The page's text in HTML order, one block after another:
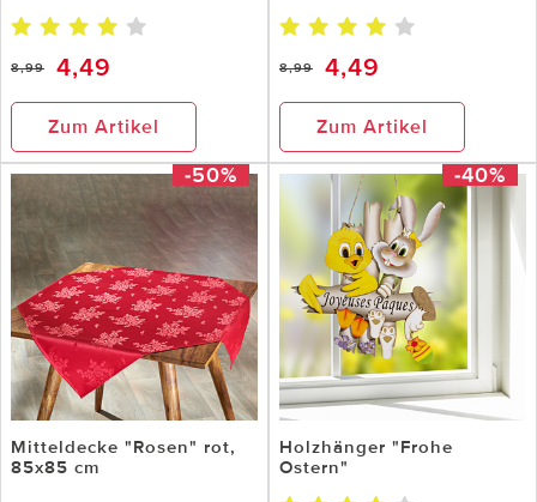
8,99 4,49
Zum Artikel
8,99 4,49
Zum Artikel
-50%
Mitteldecke "Rosen" rot,
85x85 cm
-40%
Holzhänger "Frohe
Ostern"